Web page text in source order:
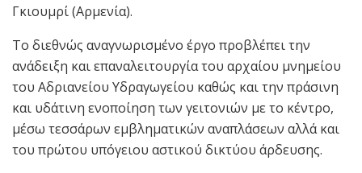
Γκιουμρί (Αρμενία).
Το διεθνώς αναγνωρισμένο έργο προβλέπει την
ανάδειξη και επαναλειτουργία του αρχαίου μνημείου
του Αδριανείου Υδραγωγείου καθώς και την πράσινη
και υδάτινη ενοποίηση των γειτονιών με το κέντρο,
μέσω τεσσάρων εμβληματικών αναπλάσεων αλλά και
του πρώτου υπόγειου αστικού δικτύου άρδευσης.